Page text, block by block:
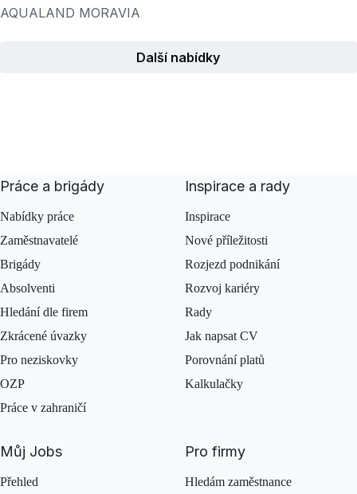
AQUALAND MORAVIA
Další nabídky
Práce a brigády
Nabídky práce
Zaměstnavatelé
Brigády
Absolventi
Hledání dle firem
Zkrácené úvazky
Pro neziskovky
OZP
Práce v zahraničí
Inspirace a rady
Inspirace
Nové příležitosti
Rozjezd podnikání
Rozvoj kariéry
Rady
Jak napsat CV
Porovnání platů
Kalkulačky
Můj Jobs
Přehled
Pro firmy
Hledám zaměstnance